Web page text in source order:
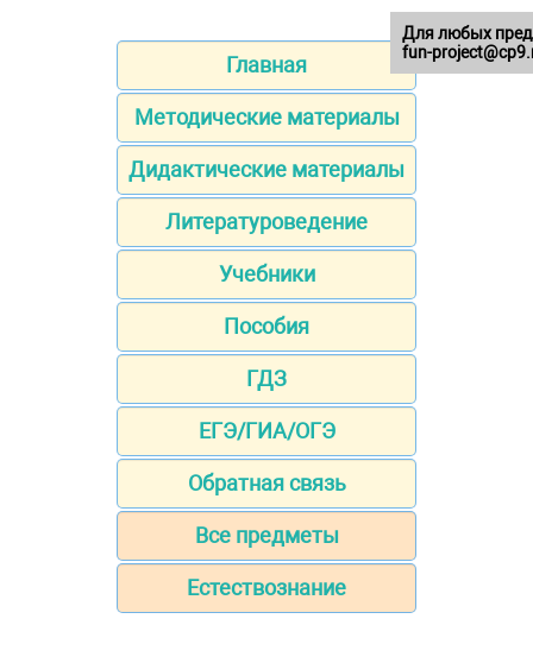
Главная
Методические материалы
Дидактические материалы
Литературоведение
Учебники
Пособия
ГДЗ
ЕГЭ/ГИА/ОГЭ
Обратная связь
Все предметы
Естествознание
Для любых
fun-